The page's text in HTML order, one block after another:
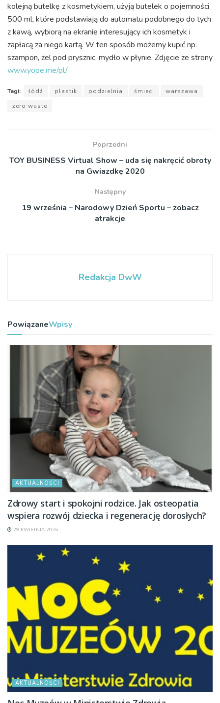
kolejną butelkę z kosmetykiem, użyją butelek o pojemności
500 ml, które podstawiają do automatu podobnego do tych
z kawą, wybiorą na ekranie interesujący ich kosmetyk i
zapłacą za niego kartą. W ten sposób możemy kupić np.
szampon, żel pod prysznic, mydło w płynie. Zdjęcie ze strony
www.yope.me/pl/
Tagi: łódź plastik podzielnia śmieci
warszawa
zero waste
Poprzedni
TOY BUSINESS Virtual Show – uda się nakręcić obroty
na Gwiazdkę 2020
Następny
19 września – Narodowy Dzień Sportu – zobacz
atrakcje
Redakcja DwW
PowiązaneWpisy
AKTUALNOŚCI
Zdrowy start i spokojni rodzice. Jak osteopatia
wspiera rozwój dziecka i regenerację dorosłych?
29 KWIETNIA 2026
AKTUALNOŚCI